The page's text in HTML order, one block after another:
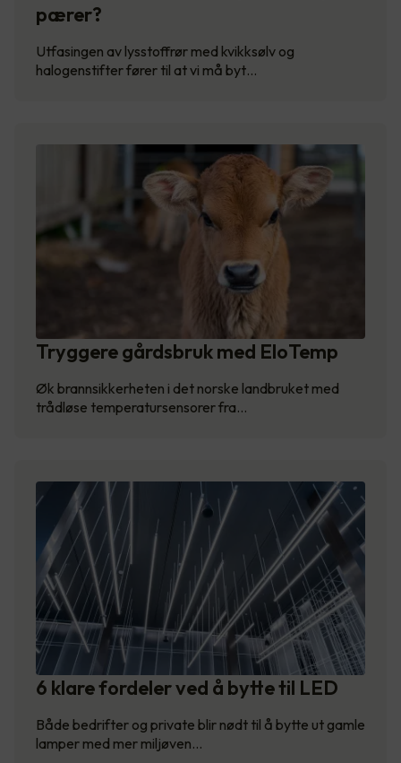
pærer?
Utfasingen av lysstoffrør med kvikksølv og
halogenstifter fører til at vi må byt…
Tryggere gårdsbruk med EloTemp
Øk brannsikkerheten i det norske landbruket med
trådløse temperatursensorer fra…
6 klare fordeler ved å bytte til LED
Både bedrifter og private blir nødt til å bytte ut gamle
lamper med mer miljøven…